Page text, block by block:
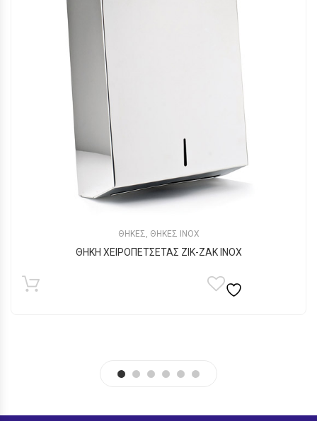
ΘΗΚΕΣ, ΘΗΚΕΣ ΙΝΟX
ΘΗΚΗ ΧΕΙΡΟΠΕΤΣΕΤΑΣ ΖΙΚ-ΖΑΚ INOX